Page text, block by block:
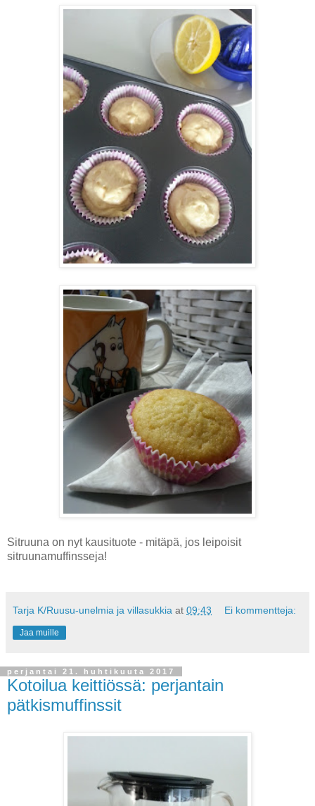
Sitruuna on nyt kausituote - mitäpä, jos leipoisit
sitruunamuffinsseja!
Tarja K/Ruusu-unelmia ja villasukkia at 09:43 Ei kommentteja:
Jaa muille
perjantai 21. huhtikuuta 2017
Kotoilua keittiössä: perjantain
pätkismuffinssit